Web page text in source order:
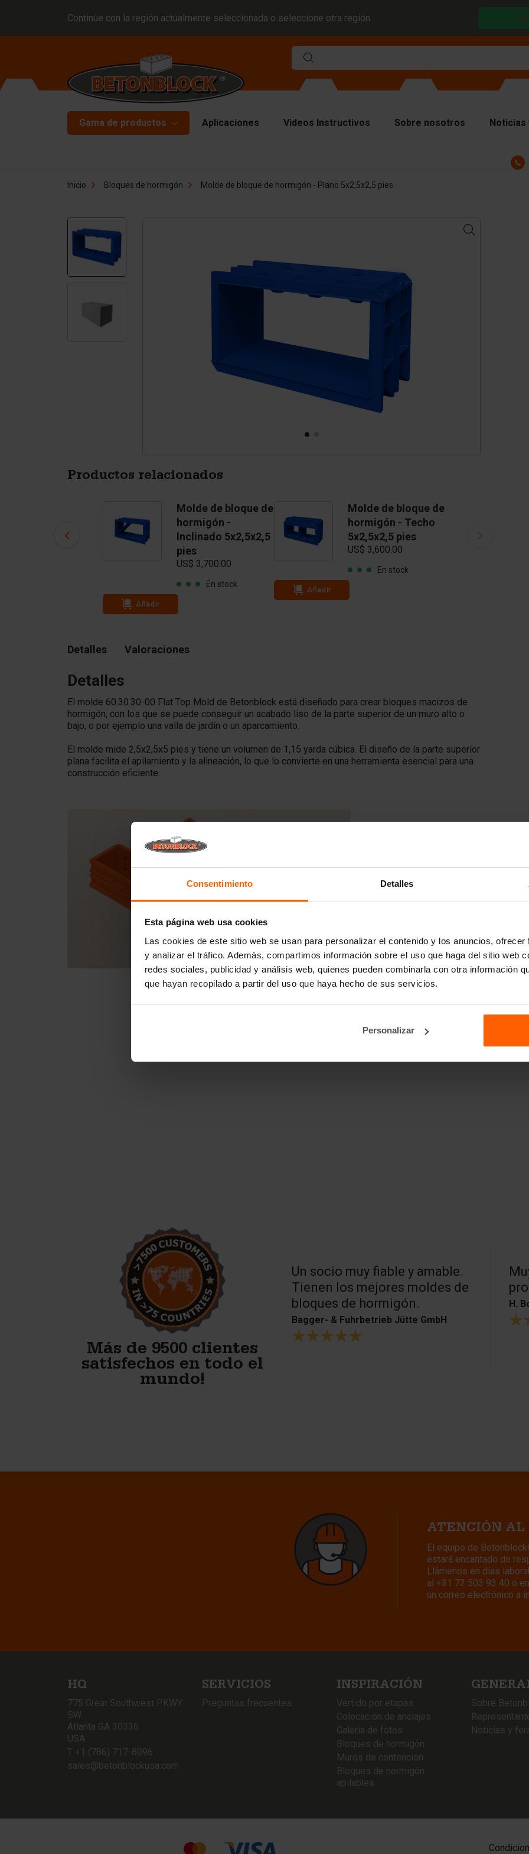
Consentimiento Detalles
Esta página web usa cookies
Las cookies de este sitio web se usan para personalizar el contenido y los anuncios,
y analizar el tráfico. Además, compartimos información sobre el uso que haga del sitio web
redes sociales, publicidad y análisis web, quienes pueden combinarla con otra información
que hayan recopilado a partir del uso que haya hecho de sus servicios.
Personalizar
Continúe con la región actualmente seleccionada o seleccione otra región.
Gama de productos
Block formliners
Barreras
Losas de hormigón
Muros de contención
Placas divisorias
Piezas de repuesto
Aplicaciones Videos Instructivos Sobre nosotros Noticias
Inicio Bloques de hormigón Molde de bloque de hormigón - Plano 5x2,5x2,5 pies
Productos relacionados
5x2.5x2.5 pies
Molde de bloque de
hormigón -
Inclinado 5x2,5x2,5
pies
US$ 3,700.00
En stock
Añadir
Molde de bloque de
hormigón - Techo
5x2,5x2,5 pies
US$ 3,600.00
En stock
Añadir
Detalles Valoraciones
Detalles
El molde 60.30.30-00 Flat Top Mold de Betonblock está diseñado para crear bloques macizos de
hormigón, con los que se puede conseguir un acabado liso de la parte superior de un muro alto o
bajo, o por ejemplo una valla de jardín o un aparcamiento.
El molde mide 2,5x2,5x5 pies y tiene un volumen de 1,15 yarda cúbica. El diseño de la parte superior
plana facilita el apilamiento y la alineación, lo que lo convierte en una herramienta esencial para una
construcción eficiente.
Más de 9500 clientes
satisfechos en todo el
mundo!
Éstas son moldes de
concreto geniales. Estoy muy
contento con el resultado del
Bob Hagerman - Hagerman Pre Cast
LLC
Un socio muy fiable y amable.
Tienen los mejores moldes de
bloques de hormigón.
Bagger- & Fuhrbetrieb Jütte GmbH
H.
ATENCIÓN AL
El equipo de
estará encantado de
Llámenos en días
al +31 72 503 93 40 o
un correo electrónico a
HQ
775 Great Southwest PKWY
SW
Atlanta GA 30336
USA
T +1 (786) 717-8096
sales@betonblockusa.com
SERVICIOS
Preguntas frecuentes
INSPIRACIÓN
Vertido por etapas
Colocación de anclajes
Galería de fotos
Bloques de hormigón
Muros de contención
Bloques de hormigón
apilables
Sobre
Noticias y